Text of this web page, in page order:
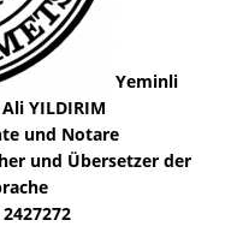
Yeminli
YILDIRIM
und Notare
und Übersetzer der